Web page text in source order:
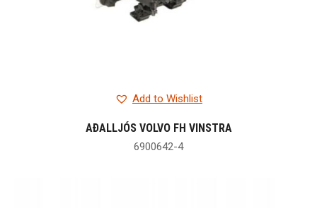
Add to Wishlist
AÐALLJÓS VOLVO FH VINSTRA
6900642-4